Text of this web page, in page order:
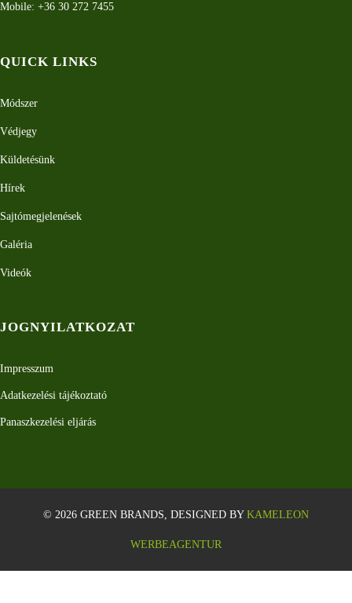
Mobile: +36 30 272 7455
QUICK LINKS
Módszer
Védjegy
Küldetésünk
Hírek
Sajtómegjelenések
Galéria
Videók
JOGNYILATKOZAT
Impresszum
Adatkezelési tájékoztató
Panaszkezelési eljárás
© 2026 GREEN BRANDS, DESIGNED BY KAMELEON
WERBEAGENTUR